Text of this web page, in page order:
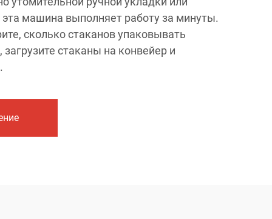
машина выполняет работу за минуты.
сколько стаканов упаковывать
стаканы на конвейер и